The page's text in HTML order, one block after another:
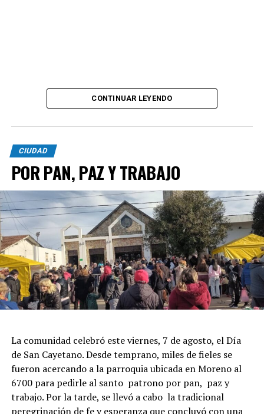
CONTINUAR LEYENDO
CIUDAD
POR PAN, PAZ Y TRABAJO
La comunidad celebró este viernes, 7 de agosto, el Día
de San Cayetano. Desde temprano, miles de fieles se
fueron acercando a la parroquia ubicada en Moreno al
6700 para pedirle al santo patrono por pan, paz y
trabajo. Por la tarde, se llevó a cabo la tradicional
peregrinación de fe y esperanza que concluyó con una